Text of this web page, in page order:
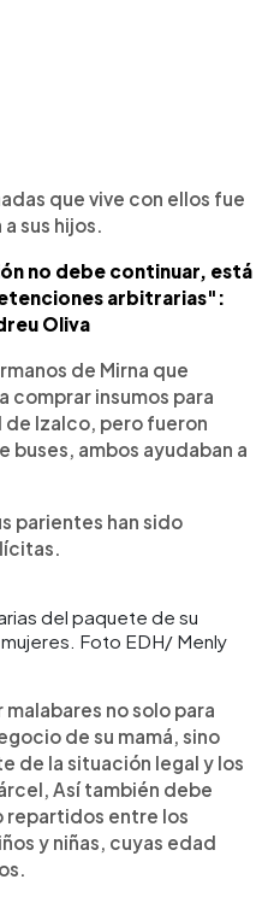
que vive con ellos fue
sus hijos.
no debe continuar, está
arbitrarias":
Oliva
de Mirna que
comprar insumos para
de Izalco, pero fueron
buses, ambos ayudaban a
parientes han sido
del paquete de su
Foto EDH/ Menly
no solo para
de su mamá, sino
de la situación legal y los
Así también debe
repartidos entre los
y niñas, cuyas edad